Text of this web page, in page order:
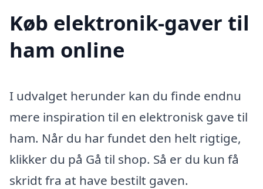
Køb elektronik-gaver til
ham online
I udvalget herunder kan du finde endnu
mere inspiration til en elektronisk gave til
ham. Når du har fundet den helt rigtige,
klikker du på Gå til shop. Så er du kun få
skridt fra at have bestilt gaven.